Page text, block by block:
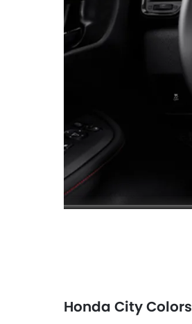
Honda City Colors